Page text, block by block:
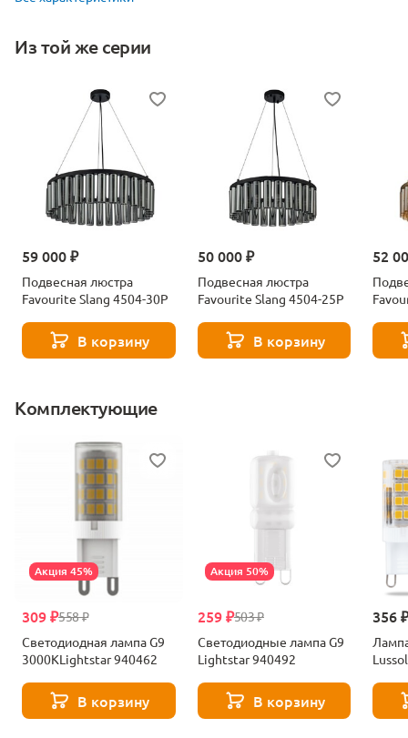
Из той же серии
59 000 ₽
Подвесная люстра
Favourite Slang 4504-30P
В корзину
50 000 ₽
Подвесная люстра
Favourite Slang 4504-25P
В корзину
52
Комплектующие
Акция 45%
558 ₽
309 ₽
Светодиодная лампа G9
3000KLightstar 940462
В корзину
Акция 50%
503 ₽
259 ₽
Светодиодные лампа G9
Lightstar 940492
В корзину
356